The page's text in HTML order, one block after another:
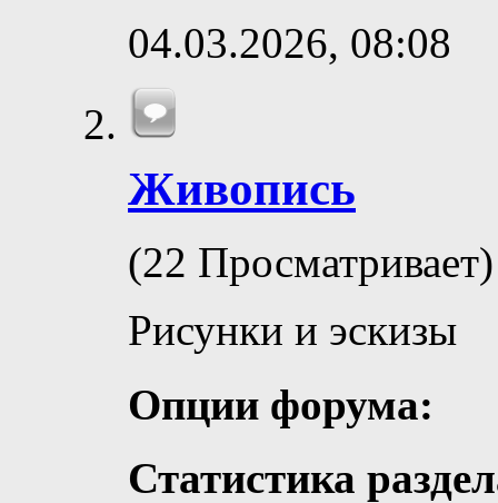
04.03.2026, 08:08
Живопись
(22 Просматривает)
Рисунки и эскизы
Опции форума:
Статистика